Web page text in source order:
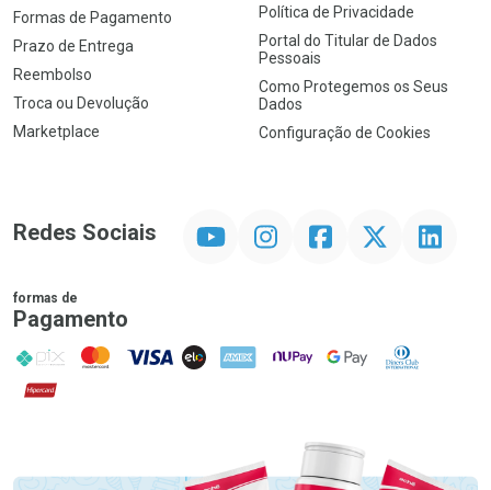
Formas de Pagamento
Prazo de Entrega
Reembolso
Troca ou Devolução
Marketplace
Política de Privacidade
Portal do Titular de Dados
Pessoais
Como Protegemos os Seus
Dados
Configuração de Cookies
Redes Sociais InstagramFacebookTwitter Linkedin
formas de
Pagamento
PIX MasterCard
VISA ELO AMEX NuPay Google PayDiners Club
Hipercard
Promoção em Destaque